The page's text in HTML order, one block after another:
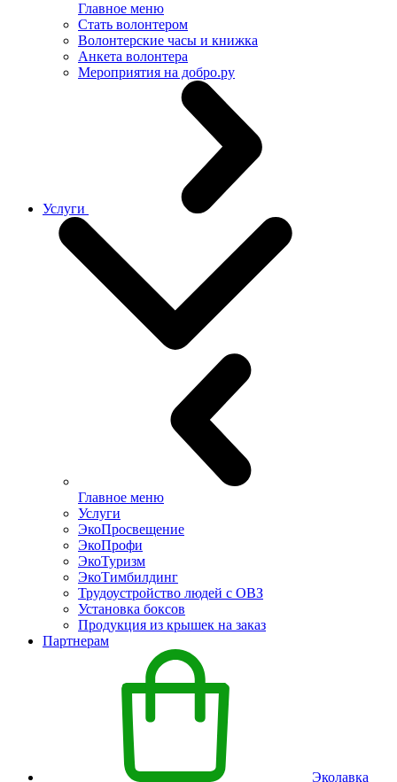
Главное меню
Стать волонтером
Волонтерские часы и книжка
Анкета волонтера
Мероприятия на добро.ру
Услуги
Главное меню
Услуги
ЭкоПросвещение
ЭкоПрофи
ЭкоТуризм
ЭкоТимбилдинг
Трудоустройство людей с ОВЗ
Установка боксов
Продукция из крышек на заказ
Партнерам
Эколавка